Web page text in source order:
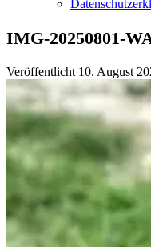
IMG-20250801-
Veröffentlicht 10. August